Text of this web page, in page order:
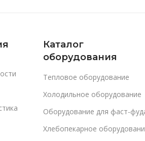
Каталог
оборудования
Тепловое оборудование
Холодильное оборудование
Оборудование для фаст-
Хлебопекарное